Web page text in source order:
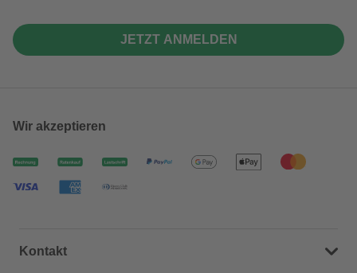
JETZT ANMELDEN
Wir akzeptieren
Kontakt